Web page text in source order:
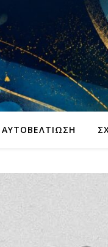
ΑΥΤΟΒΕΛΤΊΩΣΗ